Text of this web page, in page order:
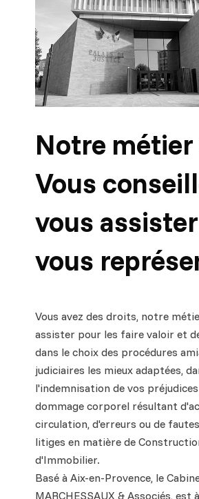
Notre métier
Vous
vous
vous
Vous avez des droits, notre
assister pour les faire valoir et
dans le choix des procédures
judiciaires les mieux adaptées,
l'indemnisation de vos
dommage corporel résultant
circulation, d'erreurs ou de
litiges en matière de
d'Immobilier.
Basé à Aix-en-Provence, le
MARCHESSAUX & Associés, est